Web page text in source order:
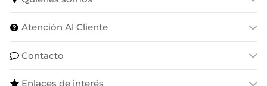
Atención Al Cliente
Contacto
Enlaces de interés